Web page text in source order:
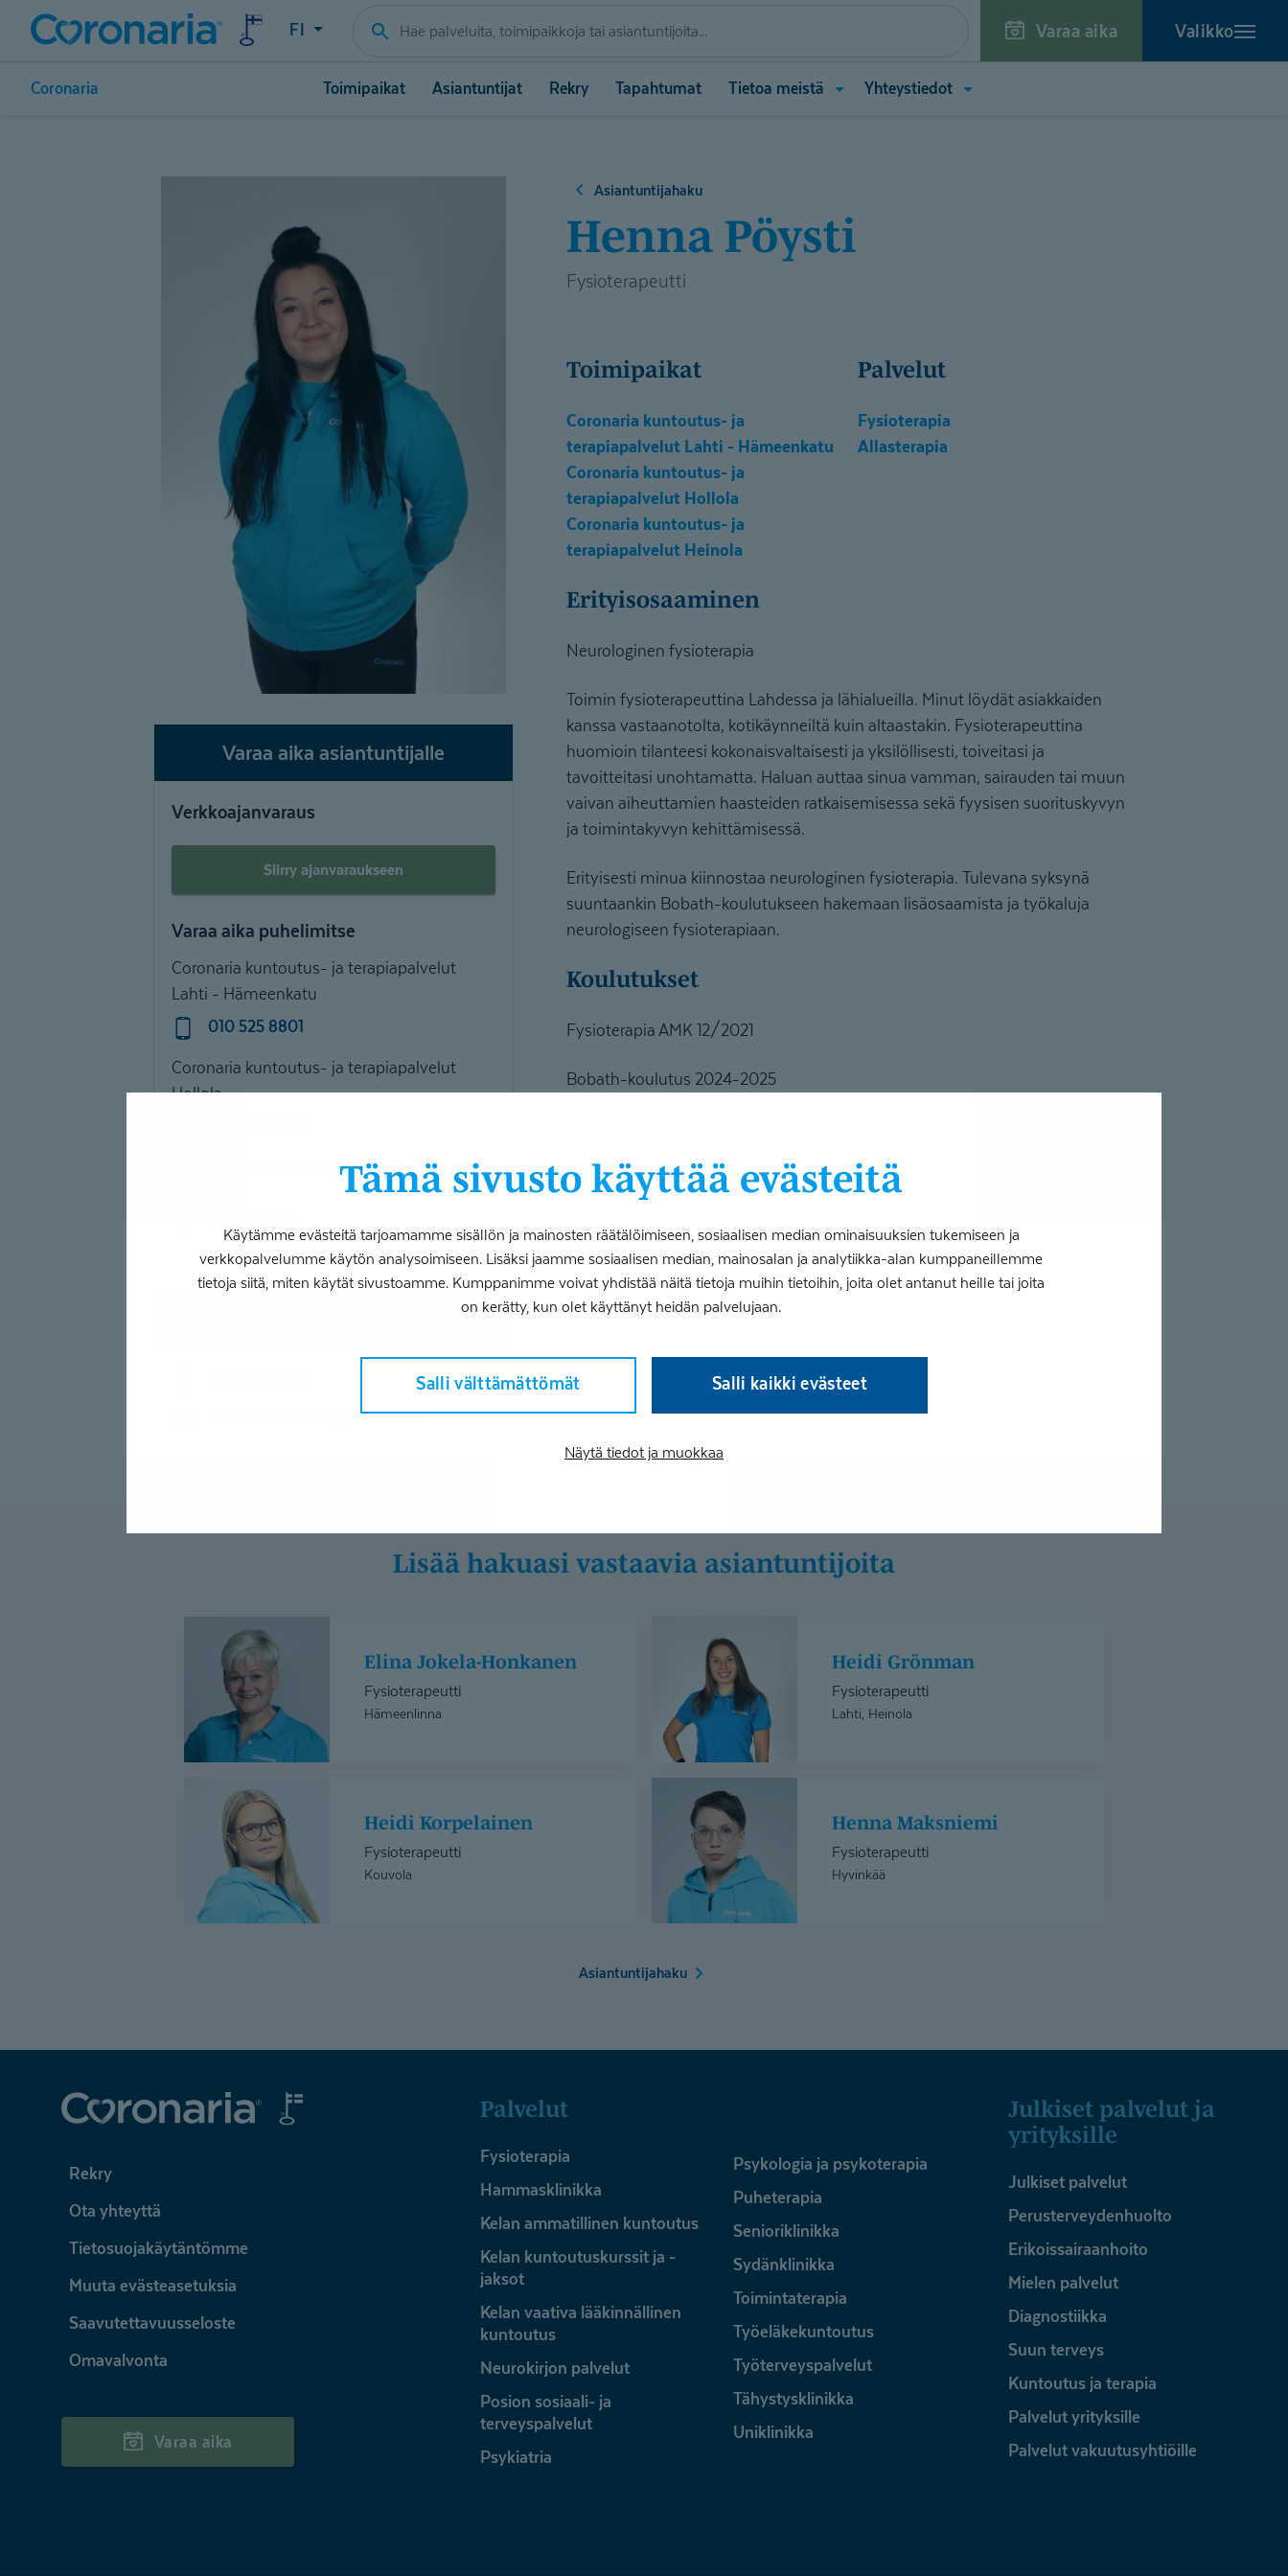
Tämä sivusto käyttää evästeitä
Käytämme evästeitä tarjoamamme sisällön ja mainosten räätälöimiseen, sosiaalisen median ominaisuuksien tukemiseen ja
verkkopalvelumme käytön analysoimiseen. Lisäksi jaamme sosiaalisen median, mainosalan ja analytiikka-alan kumppaneillemme
tietoja siitä, miten käytät sivustoamme. Kumppanimme voivat yhdistää näitä tietoja muihin tietoihin, joita olet antanut heille tai joita
on kerätty, kun olet käyttänyt heidän palvelujaan.
Salli välttämättömät Salli kaikki evästeet
Näytä tiedot ja muokkaa
FI Varaa aika Valikko
Coronaria Toimipaikat Asiantuntijat Rekry Tapahtumat Tietoa meistä Avaa
Yhteystiedot Avaa
Asiantuntijahaku
Henna Pöysti
Fysioterapeutti
Varaa aika asiantuntijalle
Verkkoajanvaraus
Siirry ajanvaraukseen
Varaa aika puhelimitse
Coronaria kuntoutus- ja terapiapalvelut
Lahti - Hämeenkatu
010 525 8801
Coronaria kuntoutus- ja terapiapalvelut
Hollola
Coronaria kuntoutus- ja terapiapalvelut
Toimipaikat
Coronaria kuntoutus- ja
terapiapalvelut Lahti - Hämeenkatu
Coronaria kuntoutus- ja
terapiapalvelut Hollola
Coronaria kuntoutus- ja
terapiapalvelut Heinola
Palvelut
Fysioterapia
Allasterapia
Erityisosaaminen
Neurologinen fysioterapia
Toimin fysioterapeuttina Lahdessa ja lähialueilla. Minut löydät asiakkaiden
kanssa vastaanotolta, kotikäynneiltä kuin altaastakin. Fysioterapeuttina
huomioin tilanteesi kokonaisvaltaisesti ja yksilöllisesti, toiveitasi ja
tavoitteitasi unohtamatta. Haluan auttaa sinua vamman, sairauden tai muun
vaivan aiheuttamien haasteiden ratkaisemisessa sekä fyysisen suorituskyvyn
ja toimintakyvyn kehittämisessä.
Erityisesti minua kiinnostaa neurologinen fysioterapia. Tulevana syksynä
suuntaankin Bobath-koulutukseen hakemaan lisäosaamista ja työkaluja
neurologiseen fysioterapiaan.
Koulutukset
Fysioterapia AMK 12/2021
Bobath-koulutus 2024-2025
Lisää hakuasi vastaavia asiantuntijoita
Jokela-
Honkanen
Elina Jokela-Honkanen
Fysioterapeutti
Hämeenlinna
Grönman
Heidi Grönman
Fysioterapeutti
Lahti, Heinola
Korpelainen
Heidi Korpelainen
Fysioterapeutti
Kouvola
Maksniemi
Henna Maksniemi
Fysioterapeutti
Hyvinkää
Asiantuntijahaku
Coronaria
Rekry
Ota yhteyttä
Tietosuojakäytäntömme
Muuta evästeasetuksia
Saavutettavuusseloste
Omavalvonta
Varaa aika
Palvelut
Fysioterapia
Hammasklinikka
Kelan ammatillinen kuntoutus
Kelan kuntoutuskurssit ja -
jaksot
Kelan vaativa lääkinnällinen
kuntoutus
Neurokirjon palvelut
Posion sosiaali- ja
terveyspalvelut
Psykiatria
Psykologia ja psykoterapia
Puheterapia
Senioriklinikka
Sydänklinikka
Toimintaterapia
Työeläkekuntoutus
Työterveyspalvelut
Tähystysklinikka
Uniklinikka
Julkiset palvelut ja
yrityksille
Julkiset palvelut
Perusterveydenhuolto
Erikoissairaanhoito
Mielen palvelut
Diagnostiikka
Suun terveys
Kuntoutus ja terapia
Palvelut yrityksille
Palvelut vakuutusyhtiöille